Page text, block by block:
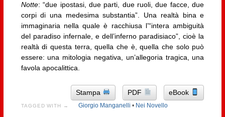
Notte: “due ipostasi, due parti, due ruoli, due facce, due
corpi di una medesima substantia”. Una realtà bina e
immaginaria nella quale è racchiusa l’“intera ambiguità
del paradiso infernale, e dell’inferno paradisiaco”, cioè la
realtà di questa terra, quella che è, quella che solo può
essere: una mitologia negativa, un’allegoria tragica, una
favola apocalittica.
Stampa PDF eBook
TAGGED WITH → Giorgio Manganelli • Nei Novello